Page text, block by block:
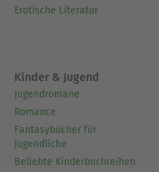
Erotische Literatur
Kinder & Jugend
Jugendromane
Romance
Fantasybücher für
Jugendliche
Beliebte Kinderbuchreihen